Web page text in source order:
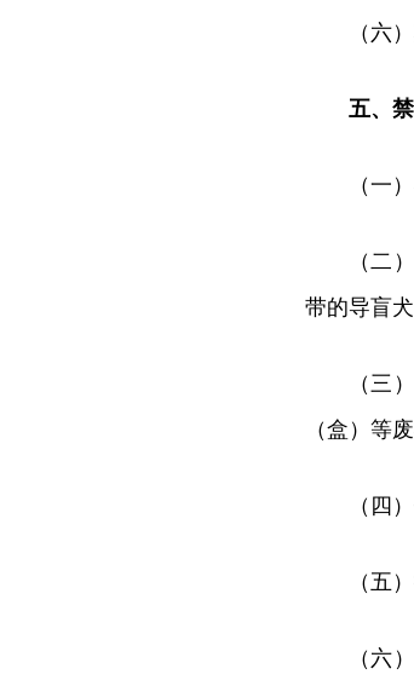
（六
五、
（一
（二
带的导盲
（三
（盒）等
（四
（五
（六